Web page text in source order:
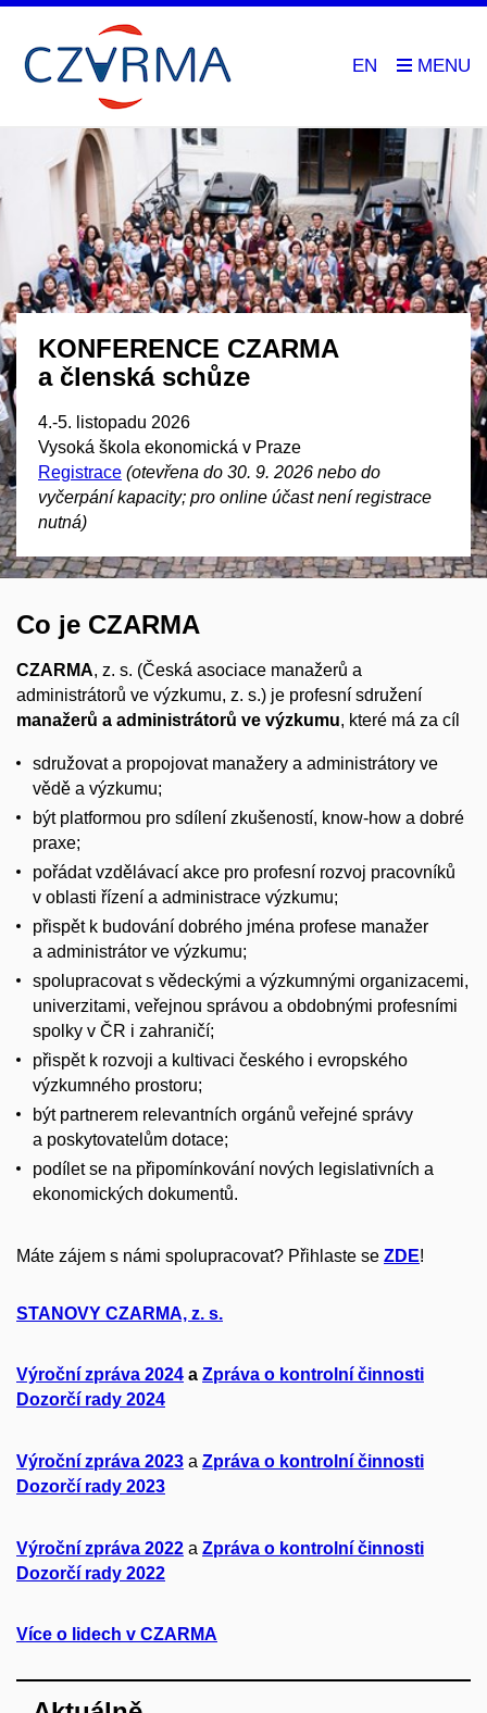
EN
KONFERENCE CZARMA
a členská schůze
4.-5. listopadu 2026
Vysoká škola ekonomická v Praze
Registrace (otevřena do 30. 9. 2026 nebo do
vyčerpání kapacity; pro online účast není registrace
nutná)
Co je CZARMA
CZARMA, z. s. (Česká asociace manažerů a
administrátorů ve výzkumu, z. s.) je profesní sdružení
manažerů a administrátorů ve výzkumu, které má za cíl
sdružovat a propojovat manažery a administrátory ve
vědě a výzkumu;
být platformou pro sdílení zkušeností, know-how a dobré
praxe;
pořádat vzdělávací akce pro profesní rozvoj pracovníků
v oblasti řízení a administrace výzkumu;
přispět k budování dobrého jména profese manažer
a administrátor ve výzkumu;
spolupracovat s vědeckými a výzkumnými organizacemi,
univerzitami, veřejnou správou a obdobnými profesními
spolky v ČR i zahraničí;
přispět k rozvoji a kultivaci českého i evropského
výzkumného prostoru;
být partnerem relevantních orgánů veřejné správy
a poskytovatelům dotace;
podílet se na připomínkování nových legislativních a
ekonomických dokumentů.
Máte zájem s námi spolupracovat? Přihlaste se ZDE!
STANOVY CZARMA, z. s.
Výroční zpráva 2024 a Zpráva o kontrolní činnosti
Dozorčí rady 2024
Výroční zpráva 2023 a Zpráva o kontrolní činnosti
Dozorčí rady 2023
Výroční zpráva 2022 a Zpráva o kontrolní činnosti
Dozorčí rady 2022
Více o lidech v CZARMA